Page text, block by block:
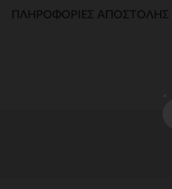
ΠΛΗΡΟΦΟΡΊΕΣ ΑΠΟΣΤΟΛΉΣ